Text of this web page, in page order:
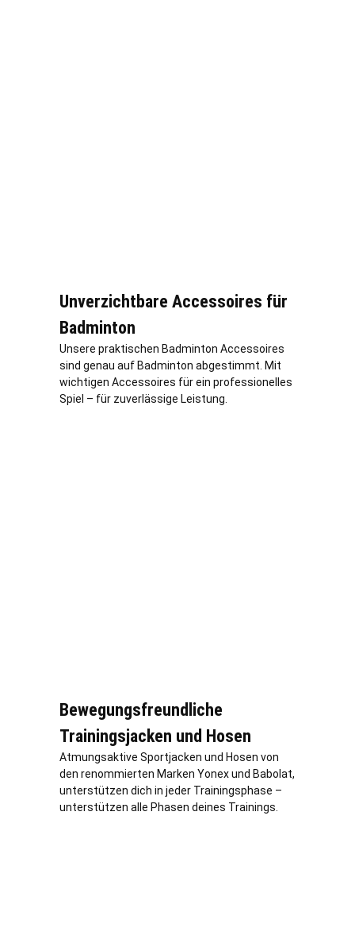
Unverzichtbare Accessoires für
Badminton
Unsere praktischen Badminton Accessoires
sind genau auf Badminton abgestimmt. Mit
wichtigen Accessoires für ein professionelles
Spiel – für zuverlässige Leistung.
Bewegungsfreundliche
Trainingsjacken und Hosen
Atmungsaktive Sportjacken und Hosen von
den renommierten Marken Yonex und Babolat,
unterstützen dich in jeder Trainingsphase –
unterstützen alle Phasen deines Trainings.